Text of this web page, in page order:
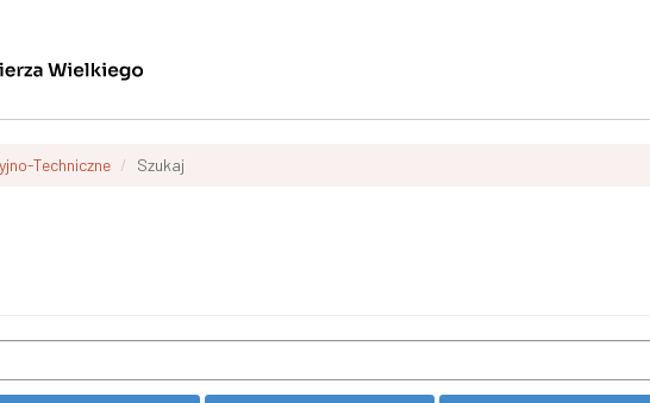
Techniczne Szukaj